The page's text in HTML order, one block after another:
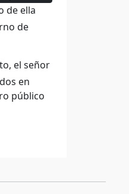
de ella
de
el señor
en
público